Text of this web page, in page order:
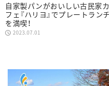
自家製パンがおいしい古民家カ
フェ『ハリヨ』でプレートランチ
を満喫！
2023.07.01